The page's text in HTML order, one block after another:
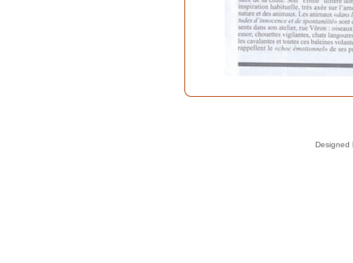
Designed